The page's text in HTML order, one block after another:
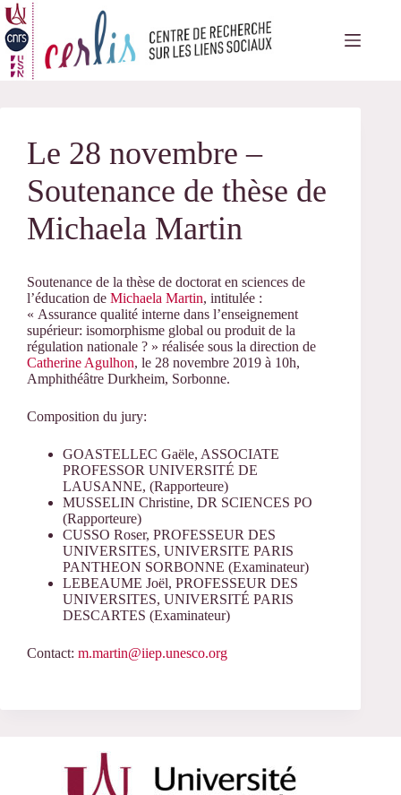
Passer
au
contenu
Le 28 novembre –
Soutenance de thèse de
Michaela Martin
Soutenance de la thèse de doctorat en sciences de
l’éducation de Michaela Martin, intitulée :
« Assurance qualité interne dans l’enseignement
supérieur: isomorphisme global ou produit de la
régulation nationale ? » réalisée sous la direction de
Catherine Agulhon, le 28 novembre 2019 à 10h,
Amphithéâtre Durkheim, Sorbonne.
Composition du jury:
GOASTELLEC Gaële, ASSOCIATE
PROFESSOR UNIVERSITÉ DE
LAUSANNE, (Rapporteure)
MUSSELIN Christine, DR SCIENCES PO
(Rapporteure)
CUSSO Roser, PROFESSEUR DES
UNIVERSITES, UNIVERSITE PARIS
PANTHEON SORBONNE (Examinateur)
LEBEAUME Joël, PROFESSEUR DES
UNIVERSITES, UNIVERSITÉ PARIS
DESCARTES (Examinateur)
Contact: m.martin@iiep.unesco.org